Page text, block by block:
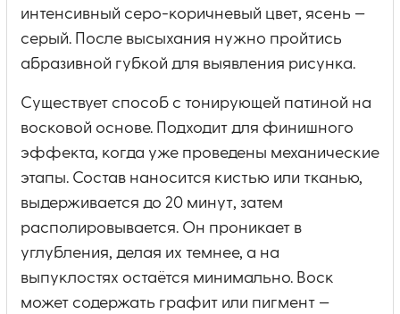
интенсивный серо-коричневый цвет, ясень —
серый. После высыхания нужно пройтись
абразивной губкой для выявления рисунка.
Существует способ с тонирующей патиной на
восковой основе. Подходит для финишного
эффекта, когда уже проведены механические
этапы. Состав наносится кистью или тканью,
выдерживается до 20 минут, затем
располировывается. Он проникает в
углубления, делая их темнее, а на
выпуклостях остаётся минимально. Воск
может содержать графит или пигмент —